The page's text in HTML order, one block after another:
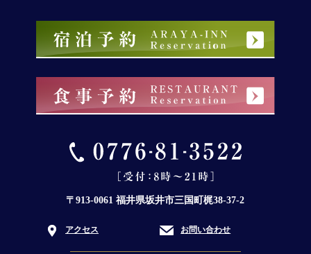
〒913-0061 福井県坂井市三国町梶38-37-2
アクセス お問い合わせ